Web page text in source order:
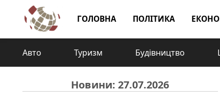
ГОЛОВНА ПОЛІТИКА
Авто Туризм Будівництво
Новини: 27.07.2026